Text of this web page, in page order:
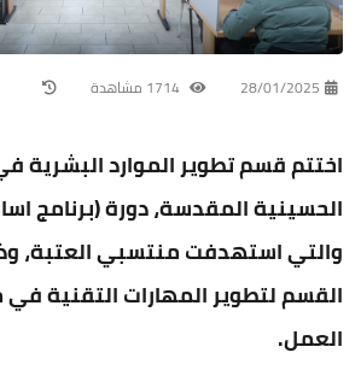
28/01/2025
اختتم قسم تطوير الموارد البشرية
الحسينية المقدسة، دورة (برنامج
والتي استهدفت منتسبي العتبة،
القسم لتطوير المهارات التقنية
العمل.